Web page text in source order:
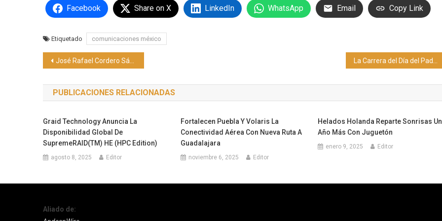
Facebook Share on X LinkedIn WhatsApp Email Copy Link
Etiquetado comunicaciones méxico
Navegación
de
entradas
José Rafael Cordero Sánchez lanza tres sencillos: 'Ser Tú Mismo', 'Cumplirás' y 'Me Iré de Aquí'
PUBLICACIONES RELACIONADAS
Graid Technology Anuncia La
Disponibilidad Global De
SupremeRAID(TM) HE (HPC Edition)
agosto 8, 2025 Editor
Fortalecen Puebla Y Volaris La
Conectividad Aérea Con Nueva Ruta A
Guadalajara
noviembre 6, 2025 Editor
Helados Holanda Reparte Sonrisas Un
Año Más Con Juguetón
enero 9, 2025 Editor
Aliado de: